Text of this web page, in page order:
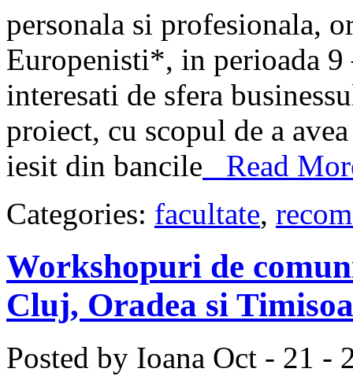
personala si profesionala,
Europenisti*, in perioada
interesati de sfera
proiect, cu scopul de a
iesit din bancile Read
Categories: facultate,
Workshopuri de
Cluj, Oradea si
Posted by Ioana Oct - 21 -